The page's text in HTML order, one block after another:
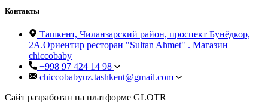
Контакты
Ташкент, Чиланзарский район, проспект Бунёдкор,
2А.Ориентир ресторан "Sultan Ahmet" . Магазин
chiccobaby
+998 97 424 14 98
chiccobabyuz.tashkent@gmail.com
Сайт разработан на платформе GLOTR